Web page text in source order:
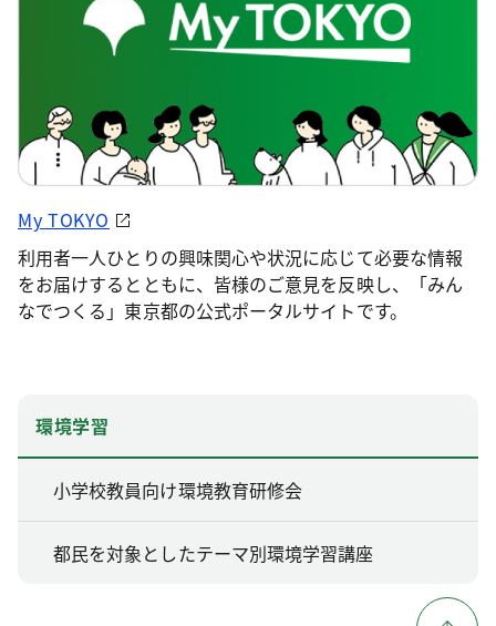
My TOKYO
利用者一人ひとりの興味関心や状況に応じて必要な情報
をお届けするとともに、皆様のご意見を反映し、「みん
なでつくる」東京都の公式ポータルサイトです。
環境学習
小学校教員向け環境教育研修会
都民を対象としたテーマ別環境学習講座